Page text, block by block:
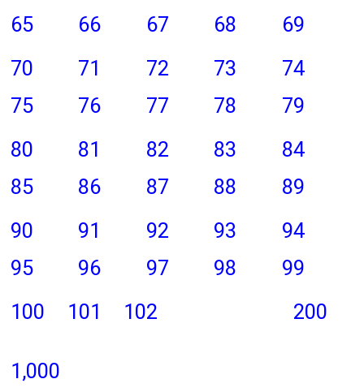
65
66 67 68
69
70
71 72 73
74
75
76 77 78
79
80
81 82 83
84
85
86 87 88
89
90
91 92 93
94
95
96 97 98
99
100
101 102 200
1,000